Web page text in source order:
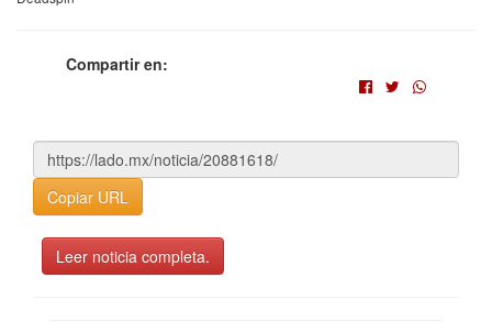
Compartir en:
Copiar URL
Leer noticia completa.